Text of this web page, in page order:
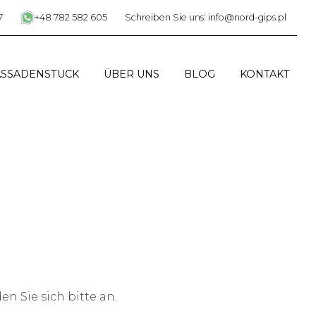
+48 782 582 605 Schreiben Sie uns: info@nord-gips.pl
ÜBER UNS BLOG KONTAKT
Sie sich bitte an.